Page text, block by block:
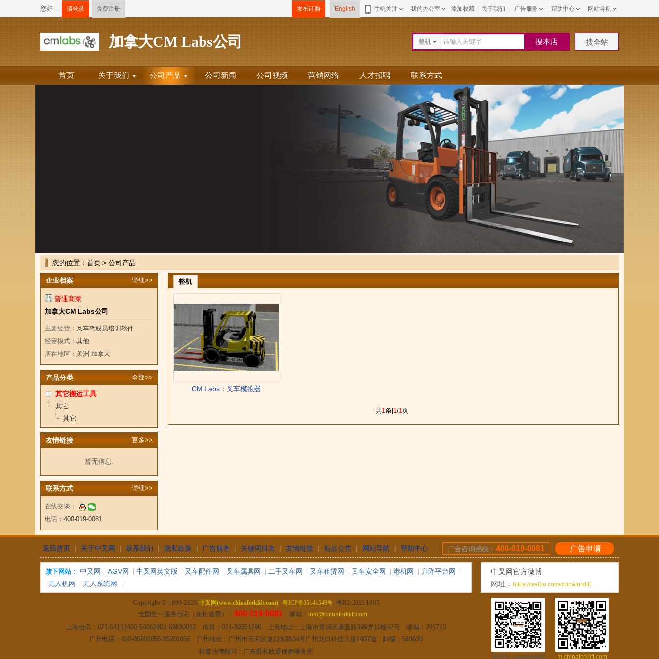
您好， 请登录 免费注册 发布订购 English 手机关注 我的办公室 添加收藏 关于我们 广告服务 帮助中心 网站导航
加拿大CM Labs公司 整机 搜本店 搜全站
首页 关于我们 ▼ 公司产品 ▼ 公司新闻 公司视频 营销网络 人才招聘 联系方式
您的位置： 首页 > 公司产品
企业档案 详细>>
普通商家
加拿大CM Labs公司
主要经营： 叉车驾驶员培训软件
经营模式： 其他
所在地区： 美洲 加拿大
产品分类 全部>>
其它搬运工具
其它
其它
友情链接 更多>>
暂无信息.
联系方式 详细>>
在线交谈：
电话： 400-019-0081
整机
CM Labs：叉车模拟器
共1条| 1/1页
返回首页 | 关于中叉网 | 联系我们 | 隐私政策 | 广告服务 | 关键词排名 | 友情链接 | 站点公告 | 网站导航 | 帮助中心 广告咨询热线： 400-019-0081 广告申请
旗下网站： 中叉网 AGV网 中叉网英文版 叉车配件网 叉车属具网 二手叉车网 叉车租赁网 叉车安全网 港机网
升降平台网
无人机网
无人系统网
中叉网官方微博
网址： https://weibo.com/chinaforklift
Copyright © 1999-2026 中叉网(www.chinaforklift.com) 粤ICP备05141549号粤B2-20211605
全国统一服务电话（免长途费）： 400-019-0081 邮箱： info@chinaforklift.com
上海电话：021-54111400 54082801 69830012 传真：021-39251296 上海地址：上海市青浦区康园路399弄10幢47号 邮编：201713
广州电话：020-85201055 85201056 广州地址：广州市天河区龙口东路34号广州龙口科技大厦1407室 邮编：510630
特邀法律顾问：广东君和政通律师事务所
微信号:chinaforklift m.chinaforklift.com